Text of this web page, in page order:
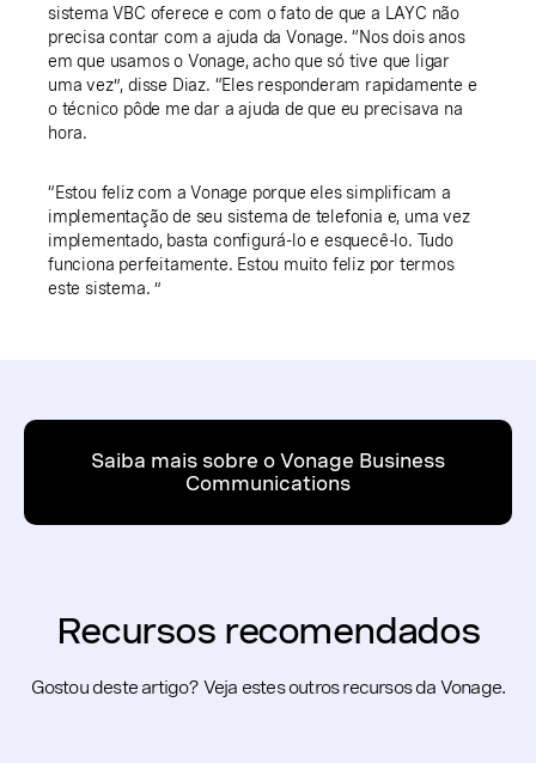
sistema VBC oferece e com o fato de que a LAYC não
precisa contar com a ajuda da Vonage. “Nos dois anos
em que usamos o Vonage, acho que só tive que ligar
uma vez”, disse Diaz. “Eles responderam rapidamente e
o técnico pôde me dar a ajuda de que eu precisava na
hora.
“Estou feliz com a Vonage porque eles simplificam a
implementação de seu sistema de telefonia e, uma vez
implementado, basta configurá-lo e esquecê-lo. Tudo
funciona perfeitamente. Estou muito feliz por termos
este sistema. ”
Saiba mais sobre o Vonage Business
Communications
Recursos recomendados
Gostou deste artigo? Veja estes outros recursos da Vonage.